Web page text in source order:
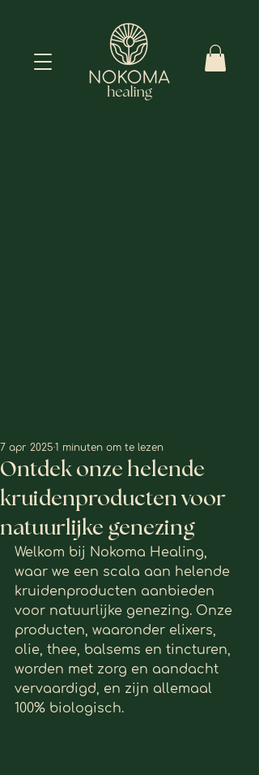
Ontdek onze helende
kruidenproducten voor
natuurlijke genezing
7 apr 2025 1 minuten om te lezen
Welkom bij Nokoma Healing,
waar we een scala aan helende
kruidenproducten aanbieden
voor natuurlijke genezing. Onze
producten, waaronder elixers,
olie, thee, balsems en tincturen,
worden met zorg en aandacht
vervaardigd, en zijn allemaal
100% biologisch.